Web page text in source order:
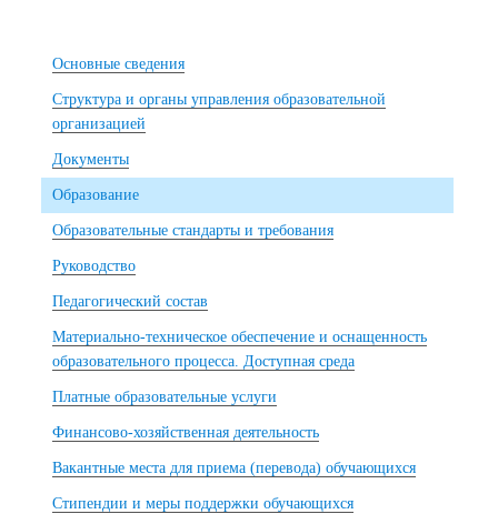
Основные сведения
Структура и органы управления образовательной
организацией
Документы
Образование
Образовательные стандарты и требования
Руководство
Педагогический состав
Материально-техническое обеспечение и оснащенность
образовательного процесса. Доступная среда
Платные образовательные услуги
Финансово-хозяйственная деятельность
Вакантные места для приема (перевода) обучающихся
Стипендии и меры поддержки обучающихся